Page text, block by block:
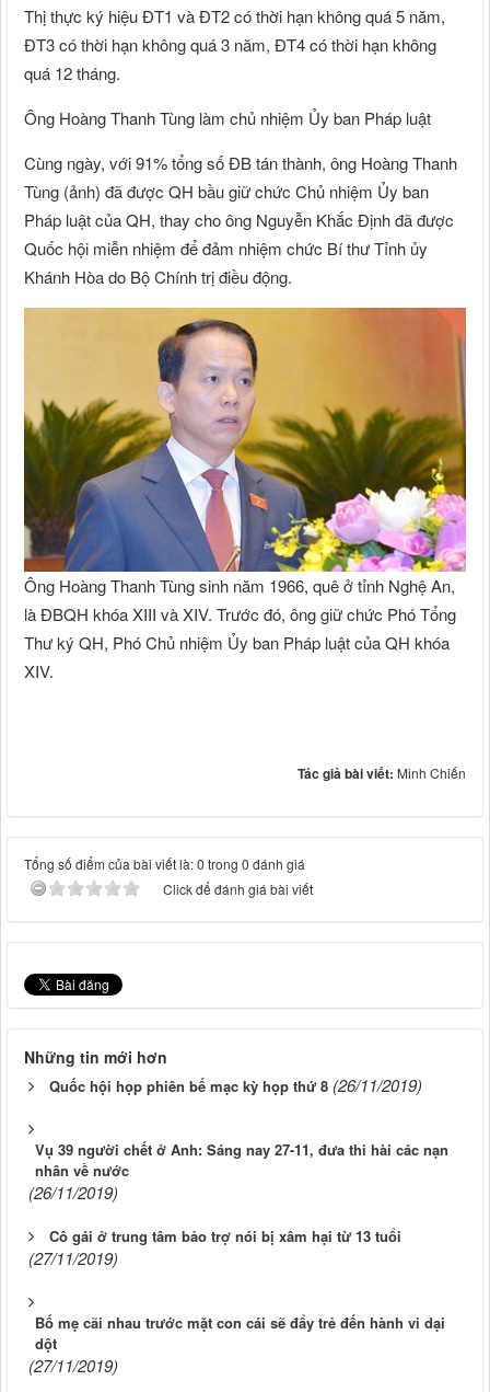
Thị thực ký hiệu ĐT1 và ĐT2 có thời hạn không quá 5 năm,
ĐT3 có thời hạn không quá 3 năm, ĐT4 có thời hạn không
quá 12 tháng.
Ông Hoàng Thanh Tùng làm chủ nhiệm Ủy ban Pháp luật
Cùng ngày, với 91% tổng số ĐB tán thành, ông Hoàng Thanh
Tùng (ảnh) đã được QH bầu giữ chức Chủ nhiệm Ủy ban
Pháp luật của QH, thay cho ông Nguyễn Khắc Định đã được
Quốc hội miễn nhiệm để đảm nhiệm chức Bí thư Tỉnh ủy
Khánh Hòa do Bộ Chính trị điều động.
Ông Hoàng Thanh Tùng sinh năm 1966, quê ở tỉnh Nghệ An,
là ĐBQH khóa XIII và XIV. Trước đó, ông giữ chức Phó Tổng
Thư ký QH, Phó Chủ nhiệm Ủy ban Pháp luật của QH khóa
XIV.
Tác giả bài viết: Minh Chiến
Tổng số điểm của bài viết là: 0 trong 0 đánh giá
Click để đánh giá bài viết
Những tin mới hơn
Quốc hội họp phiên bế mạc kỳ họp thứ 8 (26/11/2019)
Vụ 39 người chết ở Anh: Sáng nay 27-11, đưa thi hài các nạn
nhân về nước
(26/11/2019)
Cô gái ở trung tâm bảo trợ nói bị xâm hại từ 13 tuổi
(27/11/2019)
Bố mẹ cãi nhau trước mặt con cái sẽ đẩy trẻ đến hành vi dại
dột
(27/11/2019)